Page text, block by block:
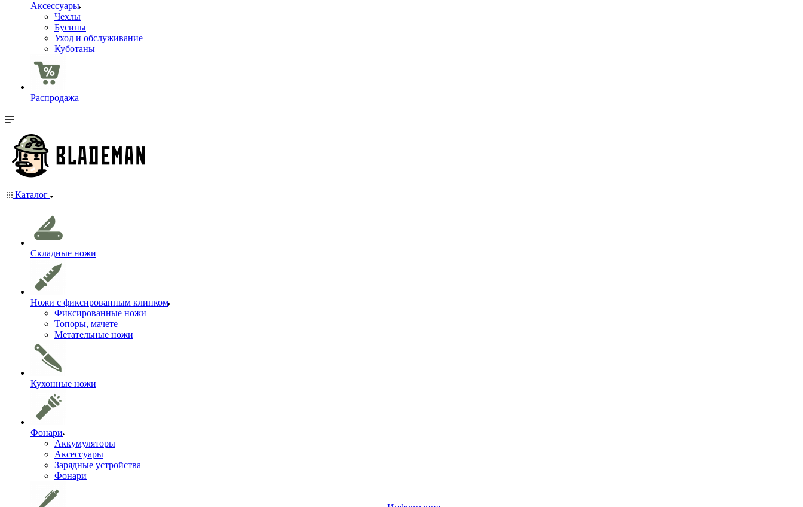
Аксессуары
Чехлы
Бусины
Уход и обслуживание
Куботаны
Распродажа
Каталог
Складные ножи
Ножи с фиксированным клинком
Фиксированные ножи
Топоры, мачете
Метательные ножи
Кухонные ножи
Фонари
Аккумуляторы
Аксессуары
Зарядные устройства
Фонари